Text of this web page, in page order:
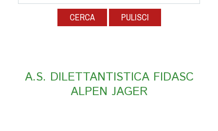
PULISCI
A.S. DILETTANTISTICA FIDASC
ALPEN JAGER
Referenti e gruppi di lavoro regionali
Scuole Federali
Calendario Manifestazioni
Organi di Giustizia - Dispositivi